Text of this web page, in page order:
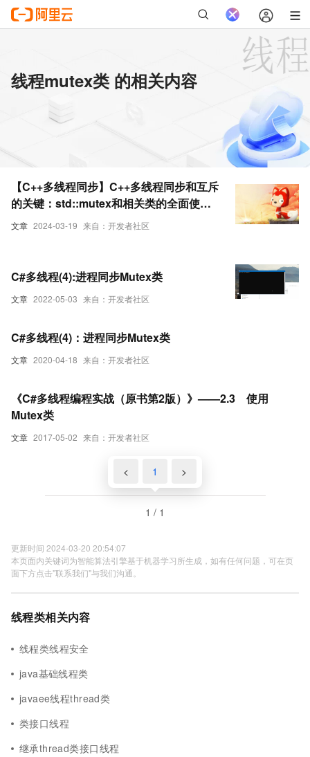
线程mutex类 的相关内容
文章 2024-03-19 来自：开发者社区
【C++多线程同步】C++多线程同步和互斥
的关键：std::mutex和相关类的全面使用
教程与深度解析
文章 2022-05-03 来自：开发者社区
C#多线程(4):进程同步Mutex类
文章 2020-04-18 来自：开发者社区
C#多线程(4)：进程同步Mutex类
文章 2017-05-02 来自：开发者社区
《C#多线程编程实战（原书第2版）》——2.3 使用
Mutex类
< 1 >
1 / 1
更新时间 2024-03-20 20:54:07
本页面内关键词为智能算法引擎基于机器学习所生成，如有任何问题，可在页
面下方点击"联系我们"与我们沟通。
线程类相关内容
线程类线程安全
java基础线程类
javaee线程thread类
类接口线程
继承thread类接口线程